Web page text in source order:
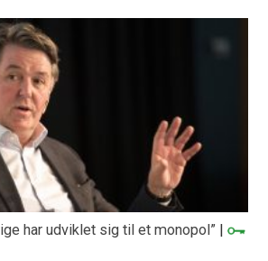
har udviklet sig til et monopol” |